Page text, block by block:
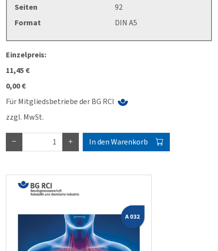
Seiten
92
Format
DIN A5
Einzelpreis:
11,45 €
0,00 €
Für Mitgliedsbetriebe der BG RCI
zzgl. MwSt.
In den Warenkorb